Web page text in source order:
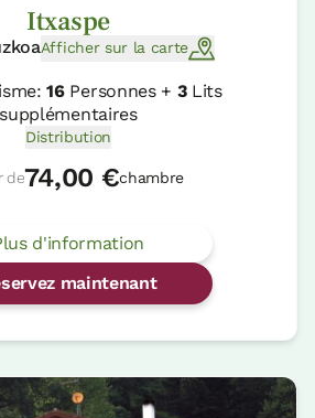
Itxaspe
Afficher sur la carte
16Personnes + 3Lits
supplémentaires
Distribution
de74,00 €chambre
d'information
maintenant